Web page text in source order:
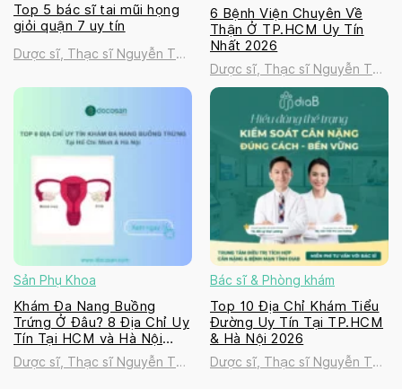
Top 5 bác sĩ tai mũi họng
giỏi quận 7 uy tín
Dược sĩ, Thạc sĩ Nguyễn Thị
6 Bệnh Viện Chuyên Về
Thận Ở TP.HCM Uy Tín
Nhất 2026
Dược sĩ, Thạc sĩ Nguyễn Thị
Thanh Tú
Sản Phụ Khoa
Khám Đa Nang Buồng
Trứng Ở Đâu? 8 Địa Chỉ Uy
Tín Tại HCM và Hà Nội
2026
Dược sĩ, Thạc sĩ Nguyễn Thị
Bác sĩ & Phòng khám
Top 10 Địa Chỉ Khám Tiểu
Đường Uy Tín Tại TP.HCM
& Hà Nội 2026
Dược sĩ, Thạc sĩ Nguyễn Thị